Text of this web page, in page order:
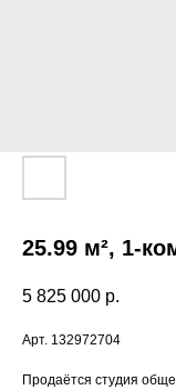
25.99 м², 1-
5 825 000 р.
Арт. 132972704
Пpoдaётcя студия